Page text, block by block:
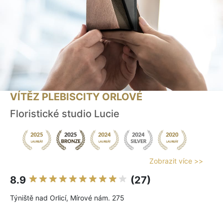
VÍTĚZ PLEBISCITY ORLOVÉ
Floristické studio Lucie
Zobrazit více >>
8.9 (27)
Týniště nad Orlicí, Mírové nám. 275